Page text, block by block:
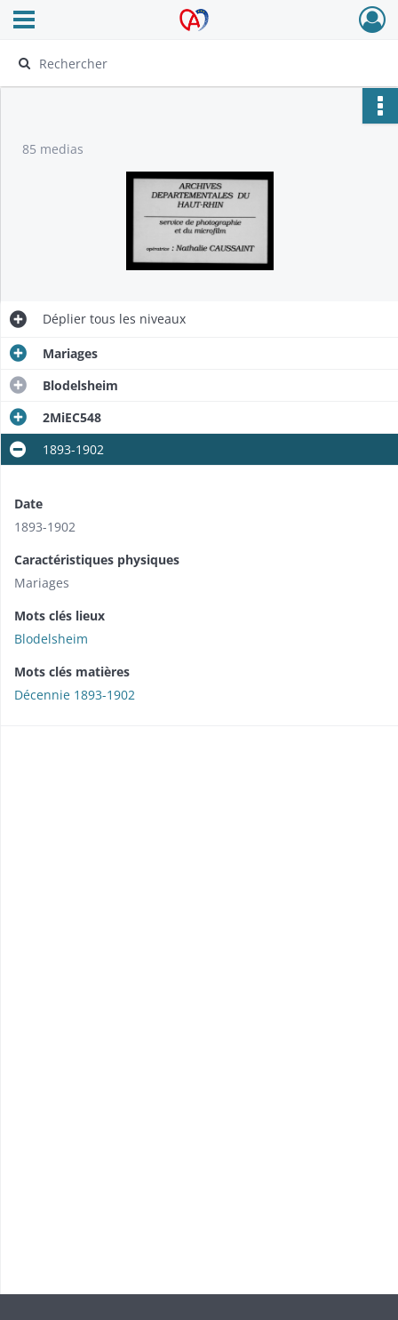
Archives Alsace - Colmar
Ouvrir le menu déroulant
85 medias
Déplier tous les niveaux
Mariages
Blodelsheim
2MiEC548
1893-1902
Date
1893-1902
Caractéristiques physiques
Mariages
Mots clés lieux
Blodelsheim
Mots clés matières
Décennie 1893-1902